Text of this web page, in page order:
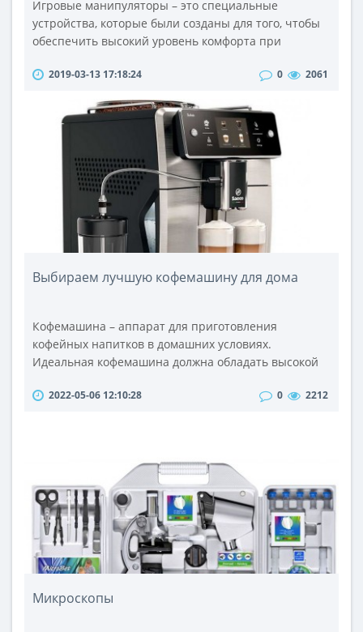
Игровые манипуляторы – это специальные
устройства, которые были созданы для того, чтобы
обеспечить высокий уровень комфорта при
эффекта присутствия в игре. На современном рынке
манипуляторов, так что правильный выбор сделать
достаточно сложно. Однако все игровые
манипуляторы можно поделить на три категории:
джойсти..
2019-03-13 17:18:24 0 2061
Выбираем лучшую кофемашину для дома
Кофемашина – аппарат для приготовления
кофейных напитков в домашних условиях.
Идеальная кофемашина должна обладать высокой
конечно быть простой в использовании. На кухнях
делается автоматически. Остаётся только засыпать
с..
2022-05-06 12:10:28 0 2212
Микроскопы